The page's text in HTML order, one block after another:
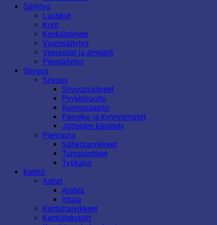
Säilytys
Laatikot
Korit
Kenkätelineet
Vaatesäilytys
Vesiastiat ja ämpärit
Piensäilytys
Siivous
Siivous
Siivousvälineet
Pyykkihuolto
Kunnossapito
Parveke- ja kynnysmatot
Jätteiden käsittely
Pienrauta
Sähkötarvikkeet
Turvatuotteet
Työkalut
Keittiö
Astiat
Arabia
Iittala
Keittiötarvikkeet
Keittiötekstiilit